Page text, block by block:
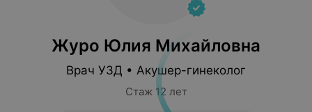
Журо Юлия Михайловна
Врач УЗД • Акушер-гинеколог
Стаж 12 лет